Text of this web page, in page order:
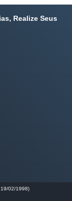
Realize Seus
02/1998)